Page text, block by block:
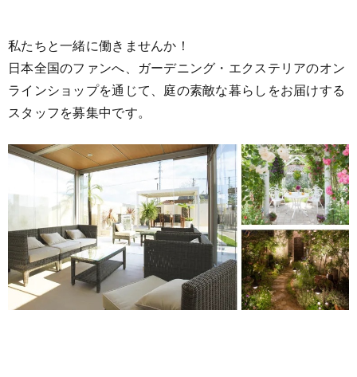
私たちと一緒に働きませんか！
日本全国のファンへ、ガーデニング・エクステリアのオン
ラインショップを通じて、庭の素敵な暮らしをお届けする
スタッフを募集中です。